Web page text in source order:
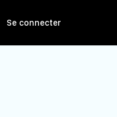
Se connecter